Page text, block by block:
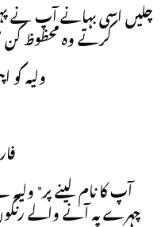
کرتے وہ محظوظ کن
وليہ کو
چہرے پہ آنے والے